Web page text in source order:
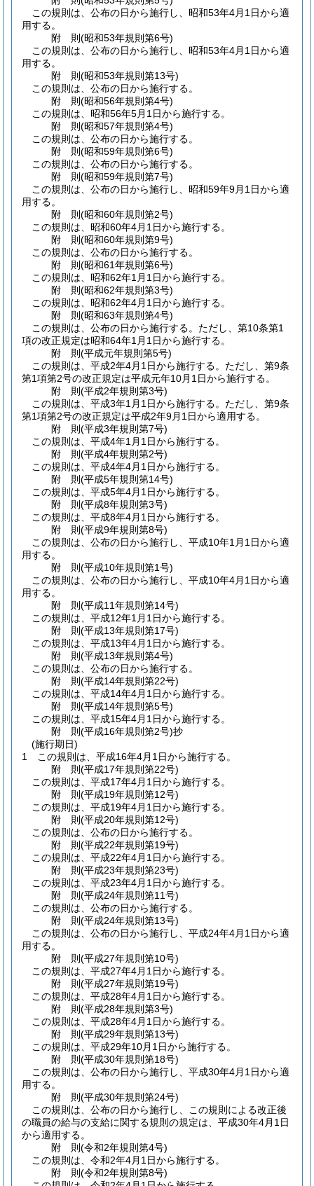
この規則は、公布の日から施行し、昭和53年4月1日から適
用する。
附 則(昭和53年規則第6号)
この規則は、公布の日から施行し、昭和53年4月1日から適
用する。
附 則(昭和53年規則第13号)
この規則は、公布の日から施行する。
附 則(昭和56年規則第4号)
この規則は、昭和56年5月1日から施行する。
附 則(昭和57年規則第4号)
この規則は、公布の日から施行する。
附 則(昭和59年規則第6号)
この規則は、公布の日から施行する。
附 則(昭和59年規則第7号)
この規則は、公布の日から施行し、昭和59年9月1日から適
用する。
附 則(昭和60年規則第2号)
この規則は、昭和60年4月1日から施行する。
附 則(昭和60年規則第9号)
この規則は、公布の日から施行する。
附 則(昭和61年規則第6号)
この規則は、昭和62年1月1日から施行する。
附 則(昭和62年規則第3号)
この規則は、昭和62年4月1日から施行する。
附 則(昭和63年規則第4号)
この規則は、公布の日から施行する。 ただし、第10条第1
項の改正規定は昭和64年1月1日から施行する。
附 則(平成元年規則第5号)
この規則は、平成2年4月1日から施行する。 ただし、第9条
第1項第2号の改正規定は平成元年10月1日から施行する。
附 則(平成2年規則第3号)
この規則は、平成3年1月1日から施行する。 ただし、第9条
第1項第2号の改正規定は平成2年9月1日から適用する。
附 則(平成3年規則第7号)
この規則は、平成4年1月1日から施行する。
附 則(平成4年規則第2号)
この規則は、平成4年4月1日から施行する。
附 則(平成5年規則第14号)
この規則は、平成5年4月1日から施行する。
附 則(平成8年規則第3号)
この規則は、平成8年4月1日から施行する。
附 則(平成9年規則第8号)
この規則は、公布の日から施行し、平成10年1月1日から適
用する。
附 則(平成10年規則第1号)
この規則は、公布の日から施行し、平成10年4月1日から適
用する。
附 則(平成11年規則第14号)
この規則は、平成12年1月1日から施行する。
附 則(平成13年規則第17号)
この規則は、平成13年4月1日から施行する。
附 則(平成13年規則第4号)
この規則は、公布の日から施行する。
附 則(平成14年規則第22号)
この規則は、平成14年4月1日から施行する。
附 則(平成14年規則第5号)
この規則は、平成15年4月1日から施行する。
附 則(平成16年規則第2号)抄
(施行期日)
1
この規則は、平成16年4月1日から施行する。
附 則(平成17年規則第22号)
この規則は、平成17年4月1日から施行する。
附 則(平成19年規則第12号)
この規則は、平成19年4月1日から施行する。
附 則(平成20年規則第12号)
この規則は、公布の日から施行する。
附 則(平成22年規則第19号)
この規則は、平成22年4月1日から施行する。
附 則(平成23年規則第23号)
この規則は、平成23年4月1日から施行する。
附 則(平成24年規則第11号)
この規則は、公布の日から施行する。
附 則(平成24年規則第13号)
この規則は、公布の日から施行し、平成24年4月1日から適
用する。
附 則(平成27年規則第10号)
この規則は、平成27年4月1日から施行する。
附 則(平成27年規則第19号)
この規則は、平成28年4月1日から施行する。
附 則(平成28年規則第3号)
この規則は、平成28年4月1日から施行する。
附 則(平成29年規則第13号)
この規則は、平成29年10月1日から施行する。
附 則(平成30年規則第18号)
この規則は、公布の日から施行し、平成30年4月1日から適
用する。
附 則(平成30年規則第24号)
この規則は、公布の日から施行し、この規則による改正後
の職員の給与の支給に関する規則の規定は、平成30年4月1日
から適用する。
附 則(令和2年規則第4号)
この規則は、令和2年4月1日から施行する。
附 則(令和2年規則第8号)